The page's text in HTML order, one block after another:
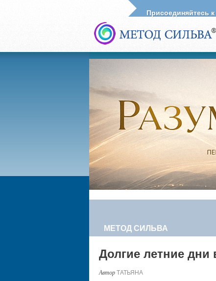
Присоединяйтесь
МЕТОД СИЛЬВА
Долгие летние
ТАТЬЯНА